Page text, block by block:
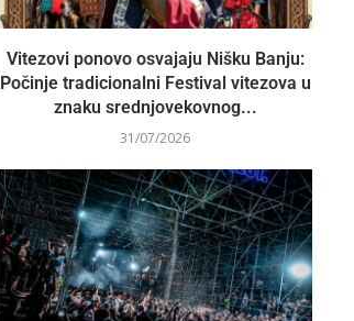
Vitezovi ponovo osvajaju Nišku Banju:
Počinje tradicionalni Festival vitezova u
znaku srednjovekovnog...
31/07/2026